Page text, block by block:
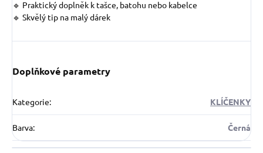
🔹 Praktický doplněk k tašce, batohu nebo kabelce
🔹 Skvělý tip na malý dárek
Doplňkové parametry
Kategorie: KLÍČENKY
Barva: Černá